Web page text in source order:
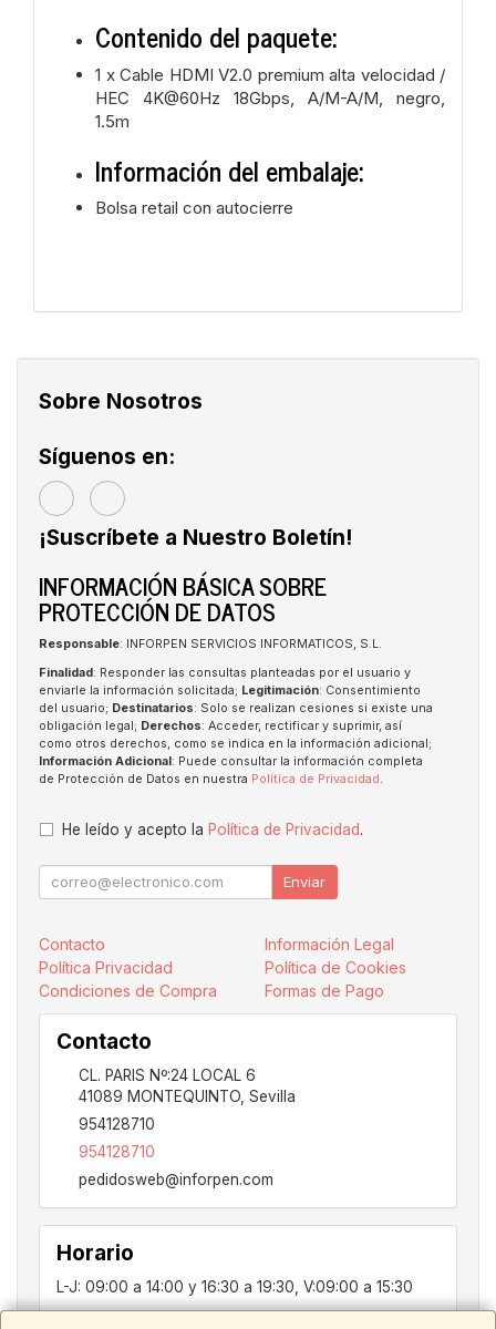
Contenido del paquete:
1 x Cable HDMI V2.0 premium alta velocidad /
HEC 4K@60Hz 18Gbps, A/M-A/M, negro,
1.5m
Información del embalaje:
Bolsa retail con autocierre
Sobre Nosotros
Síguenos en:
¡Suscríbete a Nuestro Boletín!
INFORMACIÓN BÁSICA SOBRE
PROTECCIÓN DE DATOS
Responsable: INFORPEN SERVICIOS INFORMATICOS, S.L.
Finalidad : Responder las consultas planteadas por el usuario y
enviarle la información solicitada; Legitimación: Consentimiento
del usuario; Destinatarios: Solo se realizan cesiones si existe una
obligación legal; Derechos: Acceder, rectificar y suprimir, así
como otros derechos, como se indica en la información adicional;
Información Adicional : Puede consultar la información completa
de Protección de Datos en nuestra Política de Privacidad .
He leído y acepto la Política de Privacidad.
Enviar
Contacto
Información Legal
Política Privacidad
Política de Cookies
Condiciones de Compra
Formas de Pago
Contacto
CL. PARIS Nº:24 LOCAL 6
41089 MONTEQUINTO Sevilla
954128710
954128710
pedidosweb@inforpen.com
Horario
L-J: 09:00 a 14:00 y 16:30 a 19:30, V:09:00 a 15:30